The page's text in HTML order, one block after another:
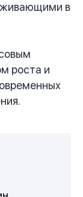
в
роста и